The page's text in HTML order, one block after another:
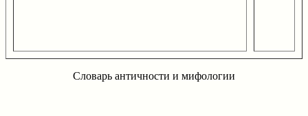
Словарь античности и мифологии